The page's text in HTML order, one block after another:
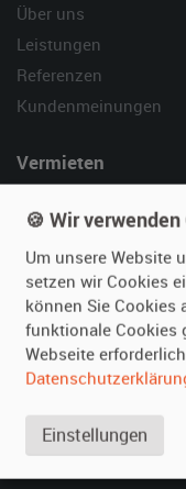
Über uns
Leistungen
Referenzen
Kundenmeinungen
Vermieten
Fotos senden
Fragen für Vermieter
Inserat verwalten
SPECIAL
Berühmte Filmautos –
🍪 Wir
Um unsere Website
setzen wir Cookies
können Sie Cookies
funktionale Cookies
Webseite
Einstellungen